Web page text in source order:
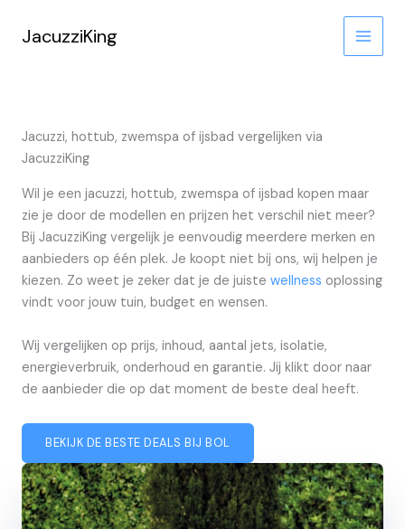
JacuzziKing
Jacuzzi, hottub, zwemspa of ijsbad vergelijken via
JacuzziKing
Wil je een jacuzzi, hottub, zwemspa of ijsbad kopen maar
zie je door de modellen en prijzen het verschil niet meer?
Bij JacuzziKing vergelijk je eenvoudig meerdere merken en
aanbieders op één plek. Je koopt niet bij ons, wij helpen je
kiezen. Zo weet je zeker dat je de juiste wellness oplossing
vindt voor jouw tuin, budget en wensen.
Wij vergelijken op prijs, inhoud, aantal jets, isolatie,
energieverbruik, onderhoud en garantie. Jij klikt door naar
de aanbieder die op dat moment de beste deal heeft.
BEKIJK DE BESTE DEALS BIJ BOL